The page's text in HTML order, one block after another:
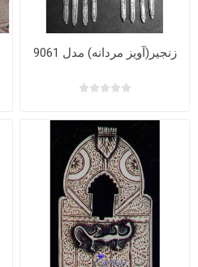
زنجیر(آویز مردانه) مدل 9061